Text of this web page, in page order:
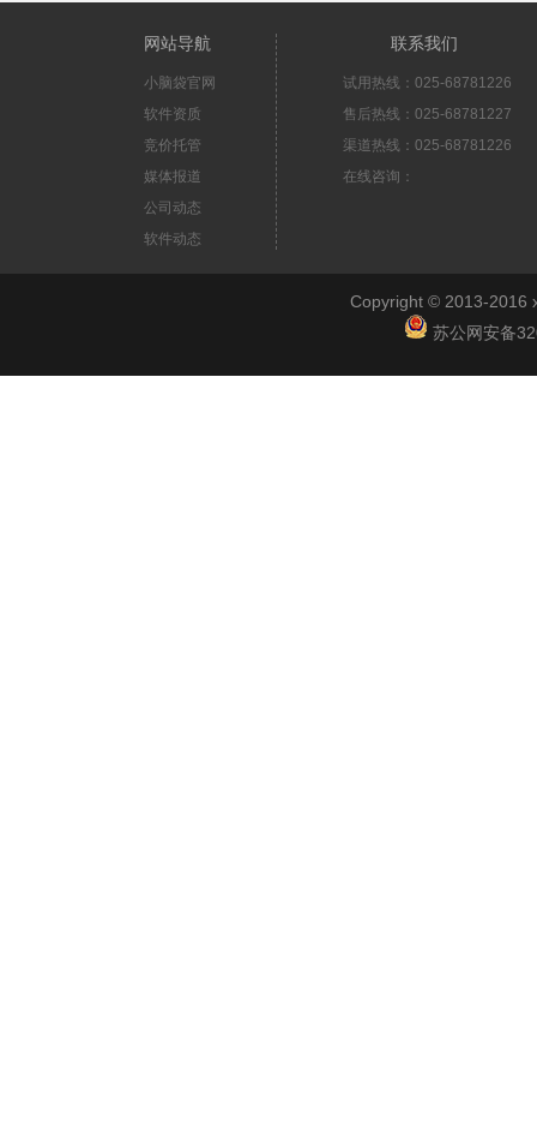
网站导航
小脑袋官网
软件资质
竞价托管
媒体报道
公司动态
软件动态
联系我们
试用热线：025-68781226
售后热线：025-68781227
渠道热线：025-68781226
在线咨询：
Copyright © 2013-2016
苏公网安备